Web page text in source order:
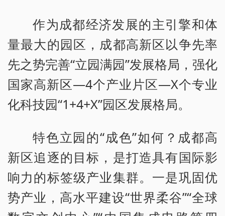
作为成都经济发展的主引擎和体
量最大的园区，成都高新区以争先率
先之势完善“立园满园”发展格局，强化
国家高新区—4个产业片区—X个专业
化科技园“1+4+X”园区发展格局。
特色立园的“成色”如何？成都高
新区追逐的目标，是打造具有国际影
响力的标签级产业集群。一是巩固优
势产业，高水平建设“世界柔谷”“全球